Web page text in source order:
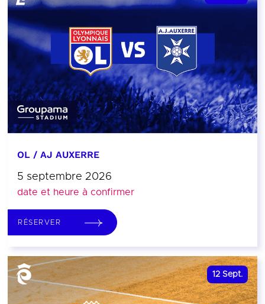
OL / AJ AUXERRE
5 septembre 2026
date et heure à confirmer
RÉSERVER
12 Sept.